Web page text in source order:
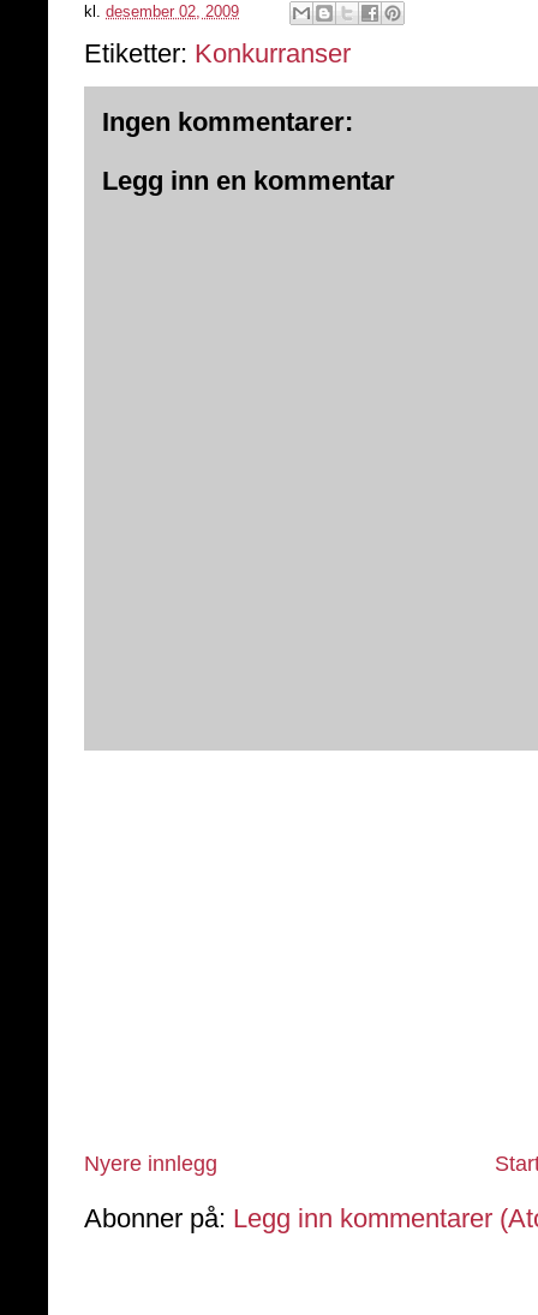
kl. desember 02, 2009
Etiketter: Konkurranser
Ingen kommentarer:
Legg inn en kommentar
Nyere innlegg
Abonner på: Legg inn kommentarer